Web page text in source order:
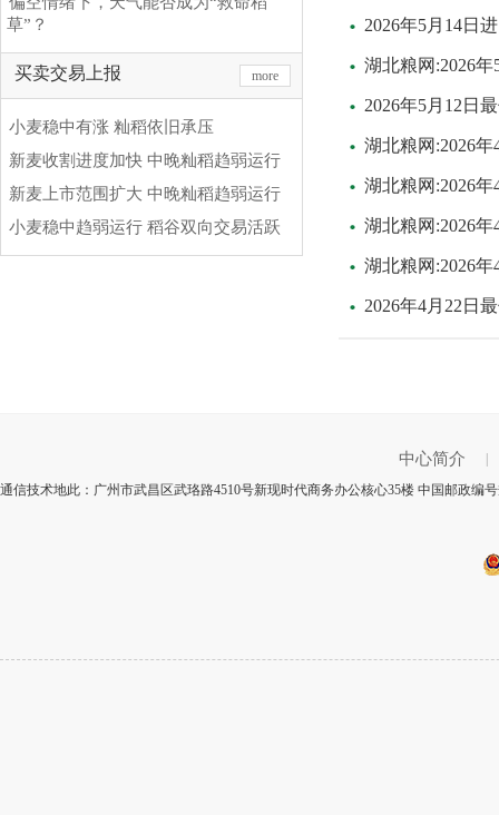
草”？
买卖交易上报 more
小麦稳中有涨 籼稻依旧承压
新麦收割进度加快 中晚籼稻趋弱运行
新麦上市范围扩大 中晚籼稻趋弱运行
小麦稳中趋弱运行 稻谷双向交易活跃
2026年5月14日
湖北粮网:2026
2026年5月12日
湖北粮网:2026
湖北粮网:2026
湖北粮网:2026
湖北粮网:2026
2026年4月22日
中心简介
通信技术地此：广州市武昌区武珞路4510号新现时代商务办公核心35楼 中国邮政编